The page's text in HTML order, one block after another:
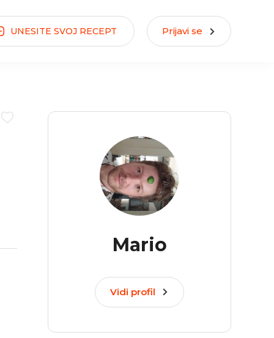
UNESITE SVOJ RECEPT Prijavi se
Mario
Vidi profil